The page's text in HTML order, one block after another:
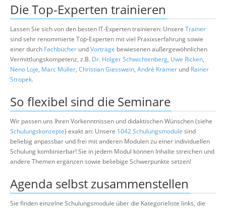
Die Top-Experten trainieren
Lassen Sie sich von den besten IT-Experten trainieren: Unsere Trainer
sind sehr renommierte Top-Experten mit viel Praxixserfahrung sowie
einer durch Fachbücher undVorträge bewiesenen außergewöhnlichen
Vermittlungskompetenz, z.B. Dr. Holger Schwichtenberg, Uwe Ricken,
Neno Loje, Marc Müller, Christian Giesswein, André Krämer und Rainer
Stropek.
So flexibel sind die Seminare
Wir passen uns Ihren Vorkenntnissen und didaktischen Wünschen (siehe
Schulungskonzepte) exakt an: Unsere 1042 Schulungsmodule sind
beliebig anpassbar und frei mit anderen Modulen zu einer individuellen
Schulung kombinierbar! Sie in jedem Modul können Inhalte streichen und
andere Themen ergänzen sowie beliebige Schwerpunkte setzen!
Agenda selbst zusammenstellen
Sie finden einzelne Schulungsmodule über die Kategorieliste links, die